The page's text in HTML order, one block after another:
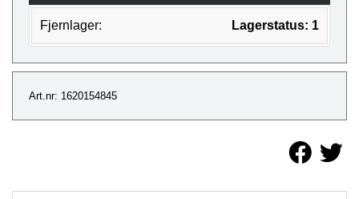
Fjernlager: Lagerstatus: 1
Art.nr: 1620154845